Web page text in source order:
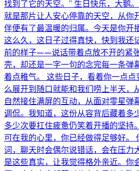
找到了它的天空。” 生日快乐，大鹅
就是那片让人安心停靠的天空，从你
伴便有了最温暖的归属。今天是你开
这么久，这日子过得真快，快到我还
前的样子——说话带着点放不开的紧
壳，却还是一字一句的念完每一条弹
着点稚气。 这些日子，看着你一点
么展开到随口就能和我们唠上半天，
自然接住满屏的互动，从面对零星弹
调侃。我知道，这份从容背后藏着多
多少次要扛住疲惫仍笑着开播的坚持
可在我的心里，你已经做得足够好。
词，聊天时会偶尔说错话，会在压力
是这些真实，让我觉得格外亲近。你